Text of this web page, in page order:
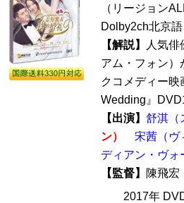
（リージョン
Dolby2ch北京
【解説】
人気
アム・フォン
クコメディー映
Wedding』
【出演】 舒淇（
ン）
宋茜（ヴ
ディアン・ヴォ
【監督】
陳飛
2017年